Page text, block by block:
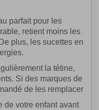
parfait pour les
retient moins les
plus, les sucettes en
la tétine,
Si des marques de
de les remplacer
de votre enfant avant